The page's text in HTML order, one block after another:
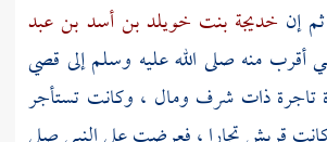
إن خديجة بنت خويلد بن أسد بن عبد
أقرب منه صلى الله عليه وسلم إلى قصي
تاجرة ذات شرف ومال ، وكانت تستأجر